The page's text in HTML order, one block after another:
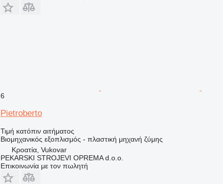
6
Pietroberto
Τιμή κατόπιν αιτήματος
Βιομηχανικός εξοπλισμός - πλαστική μηχανή ζύμης
Κροατία, Vukovar
PEKARSKI STROJEVI OPREMA d.o.o.
Επικοινωνία με τον πωλητή